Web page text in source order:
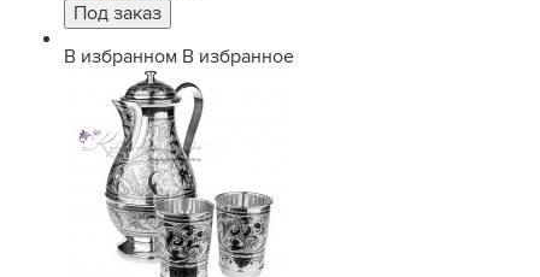
В избранном В избранное